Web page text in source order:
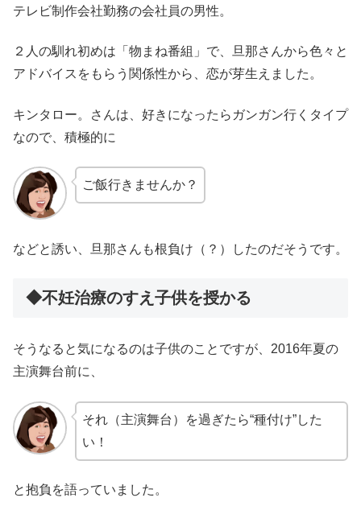
テレビ制作会社勤務の会社員の男性。
２人の馴れ初めは「物まね番組」で、旦那さんから色々と
アドバイスをもらう関係性から、恋が芽生えました。
キンタロー。さんは、好きになったらガンガン行くタイプ
なので、積極的に
ご飯行きませんか？
などと誘い、旦那さんも根負け（？）したのだそうです。
◆不妊治療のすえ子供を授かる
そうなると気になるのは子供のことですが、2016年夏の
主演舞台前に、
それ（主演舞台）を過ぎたら“種付け”した
い！
と抱負を語っていました。